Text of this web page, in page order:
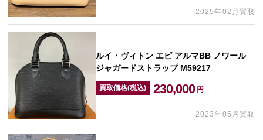
2025年02月買取
ルイ・ヴィトン エピ アルマBB ノワール
ジャガードストラップ M59217
買取価格(税込) 230,000 円
2023年05月買取